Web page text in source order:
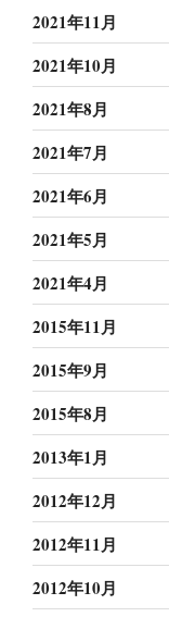
2021年11月
2021年10月
2021年8月
2021年7月
2021年6月
2021年5月
2021年4月
2015年11月
2015年9月
2015年8月
2013年1月
2012年12月
2012年11月
2012年10月